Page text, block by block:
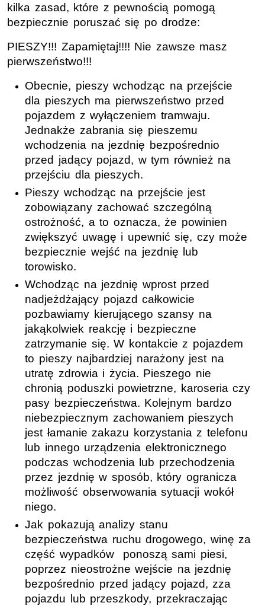
kilka zasad, które z pewnością pomogą
bezpiecznie poruszać się po drodze:
PIESZY!!! Zapamiętaj!!!! Nie zawsze masz
pierwszeństwo!!!
Obecnie, pieszy wchodząc na przejście
dla pieszych ma pierwszeństwo przed
pojazdem z wyłączeniem tramwaju.
Jednakże zabrania się pieszemu
wchodzenia na jezdnię bezpośrednio
przed jadący pojazd, w tym również na
przejściu dla pieszych.
Pieszy wchodząc na przejście jest
zobowiązany zachować szczególną
ostrożność, a to oznacza, że powinien
zwiększyć uwagę i upewnić się, czy może
bezpiecznie wejść na jezdnię lub
torowisko.
Wchodząc na jezdnię wprost przed
nadjeżdżający pojazd całkowicie
pozbawiamy kierującego szansy na
jakąkolwiek reakcję i bezpieczne
zatrzymanie się. W kontakcie z pojazdem
to pieszy najbardziej narażony jest na
utratę zdrowia i życia. Pieszego nie
chronią poduszki powietrzne, karoseria czy
pasy bezpieczeństwa. Kolejnym bardzo
niebezpiecznym zachowaniem pieszych
jest łamanie zakazu korzystania z telefonu
lub innego urządzenia elektronicznego
podczas wchodzenia lub przechodzenia
przez jezdnię w sposób, który ogranicza
możliwość obserwowania sytuacji wokół
niego.
Jak pokazują analizy stanu
bezpieczeństwa ruchu drogowego, winę za
część wypadków ponoszą sami piesi,
poprzez nieostrożne wejście na jezdnię
bezpośrednio przed jadący pojazd, zza
pojazdu lub przeszkody, przekraczając